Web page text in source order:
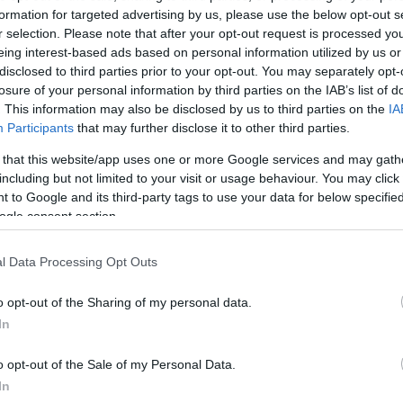
for targeted advertising by us, please use the below opt-out
selection. Please note that after your opt-out request is processed
interest-based ads based on personal information utilized by us
to third parties prior to your opt-out. You may separately
of your personal information by third parties on the IAB’s list of
This information may also be disclosed by us to third parties on the
Participants that may further disclose it to other third parties.
that this website/app uses one or more Google services and may
but not limited to your visit or usage behaviour. You may
to Google and its third-party tags to use your data for below
consent section.
Data Processing Opt Outs
opt-out of the Sharing of my personal data.
opt-out of the Sale of my Personal Data.
στις αρχές Απριλίου, όταν το drone,
σοβαρή ζημιά στο φουγάρο.